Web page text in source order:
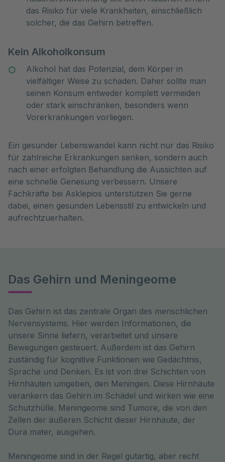
das Risiko für viele Krankheiten, einschließlich
solcher, die das Gehirn betreffen.
Kein Alkoholkonsum
Alkohol hat das Potenzial, dem Körper in
vielfältiger Weise zu schaden. Daher sollte man
seinen Konsum entweder komplett vermeiden
oder stark einschränken, besonders wenn
Vorerkrankungen vorliegen.
Ein gesunder Lebenswandel kann nicht nur das Risiko
für zahlreiche Erkrankungen senken, sondern auch
nach einer erfolgten Behandlung die Aussichten auf
eine schnelle Genesung verbessern. Unsere
Fachkräfte bei Asklepios unterstützen Sie gerne
dabei, einen gesunden Lebensstil zu entwickeln und
aufrechtzuerhalten.
Das Gehirn und Meningeome
Das Gehirn ist das zentrale Organ des menschlichen
Nervensystems. Hier werden Informationen, die
unsere Sinne liefern, verarbeitet und unsere
Bewegungen gesteuert. Außerdem ist das Gehirn
zuständig für kognitive Funktionen wie Gedächtnis,
Sprache und Denken. Es ist von drei Schichten von
Hirnhäuten umgeben, den Meningen. Diese Hirnhäute
verankern das Gehirn im Schädel und wirken wie eine
Schutzhülle. Meningeome sind Tumore, die von den
Zellen der äußeren Schicht dieser Hirnhäute, der
Dura mater, ausgehen.
Meningeome sind in der Regel gutartig, aber recht